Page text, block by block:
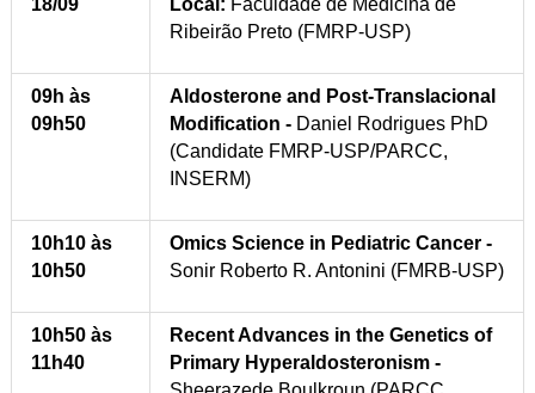
Ribeirão Preto (FMRP-USP)
09h às
09h50
Aldosterone and Post-Translacional
Modification - Daniel Rodrigues PhD
(Candidate FMRP-USP/PARCC,
INSERM)
10h10 às
10h50
Omics Science in Pediatric Cancer -
Sonir Roberto R. Antonini (FMRB-USP)
10h50 às
11h40
Recent Advances in the Genetics of
Primary Hyperaldosteronism -